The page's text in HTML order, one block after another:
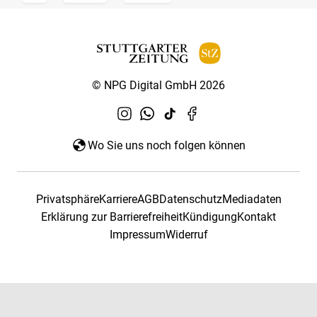
© NPG Digital GmbH 2026
Wo Sie uns noch folgen können
PrivatsphäreKarriereAGBDatenschutzMediadaten
Erklärung zur BarrierefreiheitKündigungKontakt
ImpressumWiderruf